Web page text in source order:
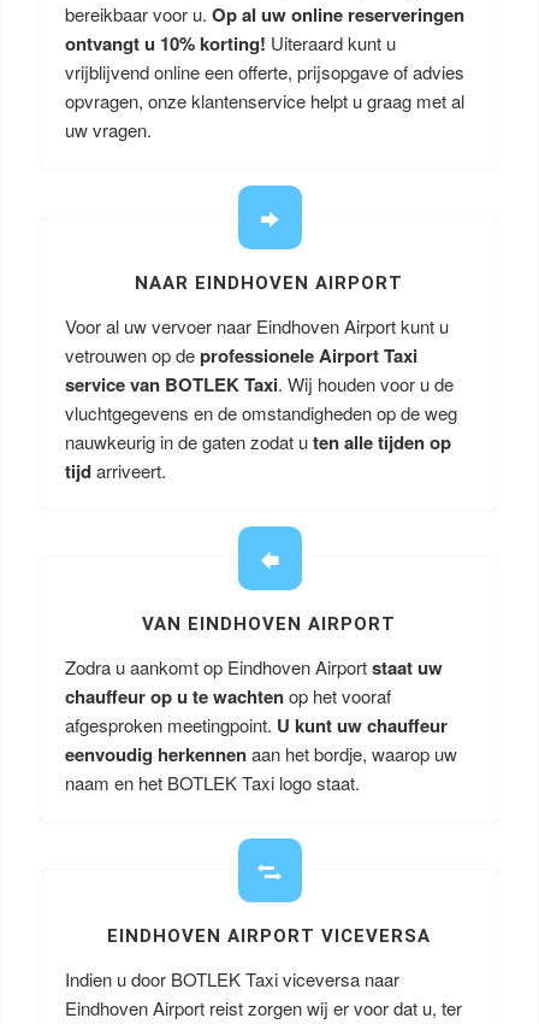
bereikbaar voor u. Op al uw online reserveringen
ontvangt u 10% korting! Uiteraard kunt u
vrijblijvend online een offerte, prijsopgave of advies
opvragen, onze klantenservice helpt u graag met al
uw vragen.
NAAR EINDHOVEN AIRPORT
Voor al uw vervoer naar Eindhoven Airport kunt u
vetrouwen op deprofessionele Airport Taxi
service van BOTLEK Taxi. Wij houden voor u de
vluchtgegevens en de omstandigheden op de weg
nauwkeurig in de gaten zodat uten alle tijden op
tijdarriveert.
VAN EINDHOVEN AIRPORT
Zodra u aankomt op Eindhoven Airportstaat uw
chauffeur op u te wachtenop het vooraf
afgesproken meetingpoint. U kunt uw chauffeur
eenvoudig herkennenaan het bordje, waarop uw
naam en het BOTLEK Taxi logo staat.
EINDHOVEN AIRPORT VICEVERSA
Indien u door BOTLEK Taxi viceversa naar
Eindhoven Airport reist zorgen wij er voor dat u, ter